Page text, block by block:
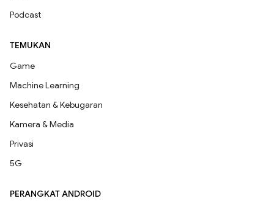
Podcast
TEMUKAN
Game
Machine Learning
Kesehatan & Kebugaran
Kamera & Media
Privasi
5G
PERANGKAT ANDROID